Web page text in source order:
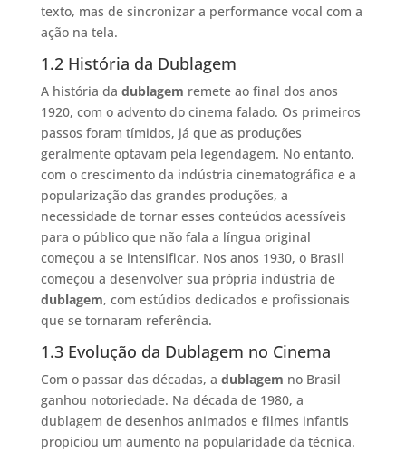
texto, mas de sincronizar a performance vocal com a
ação na tela.
1.2 História da Dublagem
A história da dublagem remete ao final dos anos
1920, com o advento do cinema falado. Os primeiros
passos foram tímidos, já que as produções
geralmente optavam pela legendagem. No entanto,
com o crescimento da indústria cinematográfica e a
popularização das grandes produções, a
necessidade de tornar esses conteúdos acessíveis
para o público que não fala a língua original
começou a se intensificar. Nos anos 1930, o Brasil
começou a desenvolver sua própria indústria de
dublagem, com estúdios dedicados e profissionais
que se tornaram referência.
1.3 Evolução da Dublagem no Cinema
Com o passar das décadas, a dublagem no Brasil
ganhou notoriedade. Na década de 1980, a
dublagem de desenhos animados e filmes infantis
propiciou um aumento na popularidade da técnica.